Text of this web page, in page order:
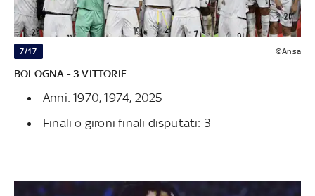
7/17 ©Ansa
BOLOGNA - 3 VITTORIE
Anni: 1970, 1974, 2025
Finali o gironi finali disputati: 3